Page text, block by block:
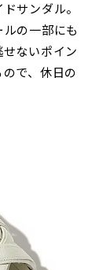
サンダル。
の一部にも
ないポイン
で、休日の